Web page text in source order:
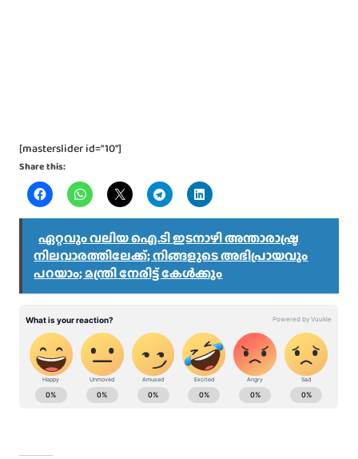
[masterslider id="10"]
Share this:
ഏറ്റവും വലിയ ഐ.ടി ഇടനാഴി അന്താരാഷ്ട്ര
നിലവാരത്തിലേക്ക്; നിങ്ങളുടെ അഭിപ്രായവും
പറയാം; മന്ത്രി നേരിട്ട് കേൾക്കും